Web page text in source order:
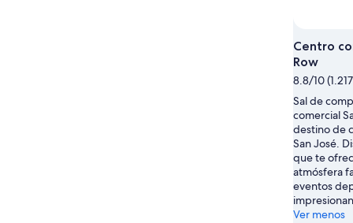
10
ago
14
ago
-
16
ago
Centro
Row
8.8/10
Sal de
comercial
destino de
San José.
que te
atmósfera
eventos
Ver menos